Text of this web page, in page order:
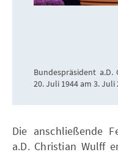
Bundespräsident
20. Juli 1944 am 3. Juli
Die anschließende
a.D. Christian Wulff